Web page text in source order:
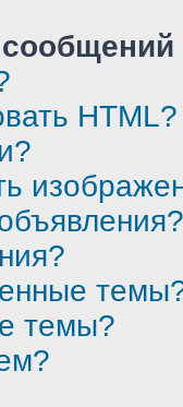
HTML?
темы?